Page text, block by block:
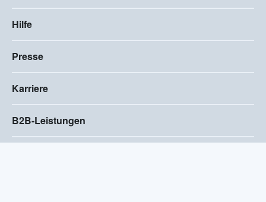
Hilfe
Presse
Karriere
B2B-Leistungen